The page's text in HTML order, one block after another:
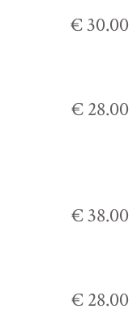
€ 30.00
€ 28.00
€ 38.00
€ 28.00